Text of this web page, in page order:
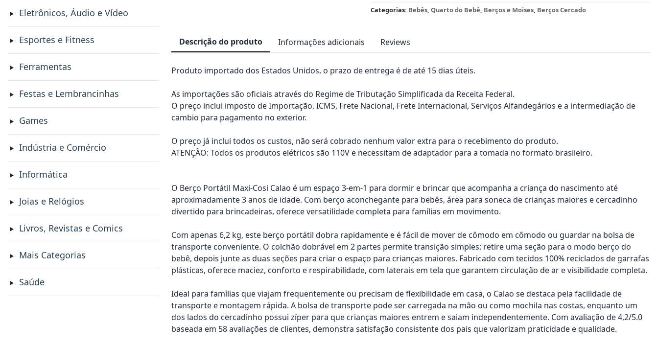
Eletrônicos, Áudio e Vídeo
Esportes e Fitness
Ferramentas
Festas e Lembrancinhas
Games
Indústria e Comércio
Informática
Joias e Relógios
Livros, Revistas e Comics
Mais Categorias
Saúde
Categorias: Bebês,Quarto do Bebê, Berços e Moises, Berços Cercado
Descrição do produto Informações adicionais Reviews
Produto importado dos Estados Unidos, o prazo de entrega é de até 15 dias úteis.
As importações são oficiais através do Regime de Tributação Simplificada da Receita Federal.
O preço inclui imposto de Importação, ICMS, Frete Nacional, Frete Internacional, Serviços Alfandegários e a intermediação de
cambio para pagamento no exterior.
O preço já inclui todos os custos, não será cobrado nenhum valor extra para o recebimento do produto.
ATENÇÃO: Todos os produtos elétricos são 110V e necessitam de adaptador para a tomada no formato brasileiro.
O Berço Portátil Maxi-Cosi Calao é um espaço 3-em-1 para dormir e brincar que acompanha a criança do nascimento até
aproximadamente 3 anos de idade. Com berço aconchegante para bebês, área para soneca de crianças maiores e cercadinho
divertido para brincadeiras, oferece versatilidade completa para famílias em movimento.
Com apenas 6,2 kg, este berço portátil dobra rapidamente e é fácil de mover de cômodo em cômodo ou guardar na bolsa de
transporte conveniente. O colchão dobrável em 2 partes permite transição simples: retire uma seção para o modo berço do
bebê, depois junte as duas seções para criar o espaço para crianças maiores. Fabricado com tecidos 100% reciclados de garrafas
plásticas, oferece maciez, conforto e respirabilidade, com laterais em tela que garantem circulação de ar e visibilidade completa.
Ideal para famílias que viajam frequentemente ou precisam de flexibilidade em casa, o Calao se destaca pela facilidade de
transporte e montagem rápida. A bolsa de transporte pode ser carregada na mão ou como mochila nas costas, enquanto um
dos lados do cercadinho possui zíper para que crianças maiores entrem e saiam independentemente. Com avaliação de 4,2/5.0
baseada em 58 avaliações de clientes, demonstra satisfação consistente dos pais que valorizam praticidade e qualidade.